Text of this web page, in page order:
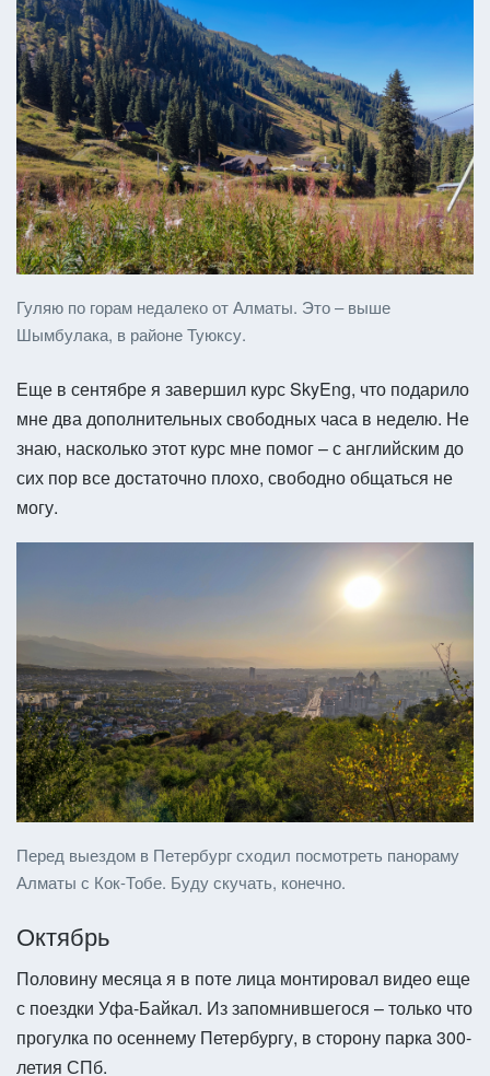
Гуляю по горам недалеко от Алматы. Это – выше
Шымбулака, в районе Туюксу.
Еще в сентябре я завершил курс SkyEng, что подарило
мне два дополнительных свободных часа в неделю. Не
знаю, насколько этот курс мне помог – с английским до
сих пор все достаточно плохо, свободно общаться не
могу.
Перед выездом в Петербург сходил посмотреть панораму
Алматы с Кок-Тобе. Буду скучать, конечно.
Октябрь
Половину месяца я в поте лица монтировал видео еще
с поездки Уфа-Байкал. Из запомнившегося – только что
прогулка по осеннему Петербургу, в сторону парка 300-
летия СПб.